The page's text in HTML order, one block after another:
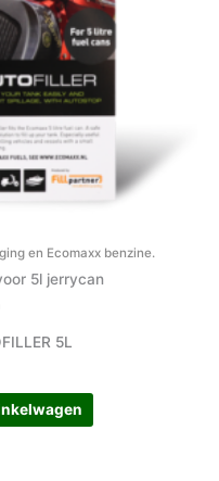
en Ecomaxx benzine.
5l jerrycan
5L